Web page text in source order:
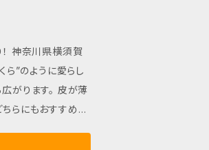
す。 皮が薄
らにもおすすめで